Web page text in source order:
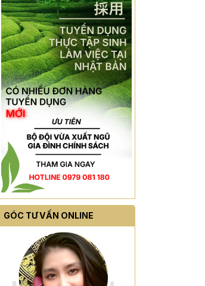
GÓC TƯ VẤN ONLINE